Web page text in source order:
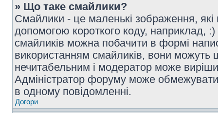
» Що таке смайлики?
Смайлики - це маленькі зображення, які
допомогою короткого коду, наприклад,
смайликів можна побачити в формі
використанням смайликів, вони
нечитабельним і модератор може
Адміністратор форуму може обмежувати
в одному повідомленні.
Догори